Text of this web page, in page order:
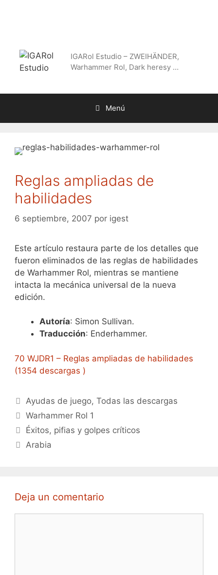
IGARol Estudio – ZWEIHÄNDER,
Warhammer Rol, Dark heresy …
Menú
Reglas ampliadas de
habilidades
6 septiembre, 2007 por igest
Este artículo restaura parte de los detalles que
fueron eliminados de las reglas de habilidades
de Warhammer Rol, mientras se mantiene
intacta la mecánica universal de la nueva
edición.
Autoría: Simon Sullivan.
Traducción: Enderhammer.
70 WJDR1 – Reglas ampliadas de habilidades
(1354 descargas )
Categorías
Ayudas de juego,Todas las descargas
Etiquetas
Warhammer Rol 1
Éxitos, pifias y golpes críticos
Arabia
Deja un comentario